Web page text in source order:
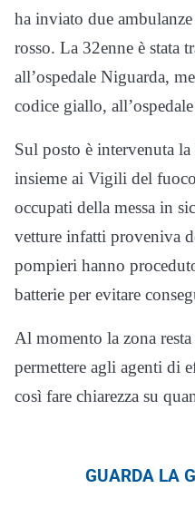
ha inviato due
rosso. La 32enne è stata
all’ospedale Niguarda,
codice giallo,
Sul posto è intervenuta
insieme ai Vigili del
occupati della messa in
vetture infatti proveniva
pompieri hanno
batterie per evitare
Al momento la zona
permettere agli agenti di
così fare chiarezza su
GUARDA LA